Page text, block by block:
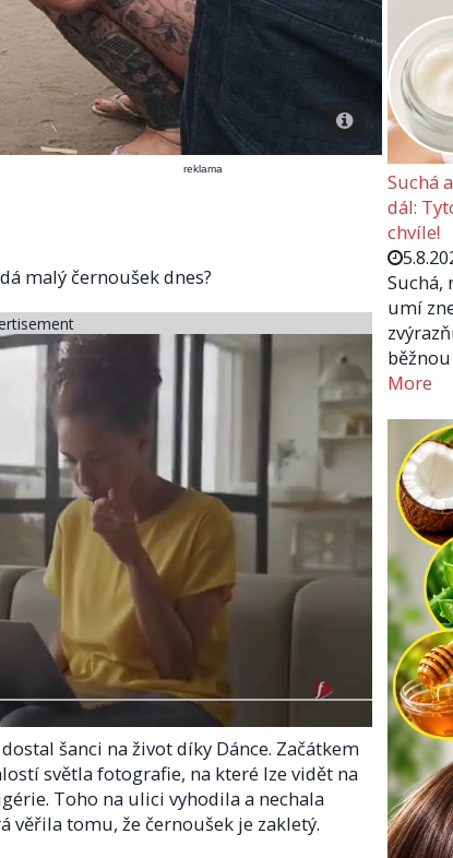
reklama
malý černoušek dnes?
šanci na život díky Dánce. Začátkem
světla fotografie, na které lze vidět na
Toho na ulici vyhodila a nechala
věřila tomu, že černoušek je zakletý.
Suchá
dál:
chvíle!
Suchá,
umí
More